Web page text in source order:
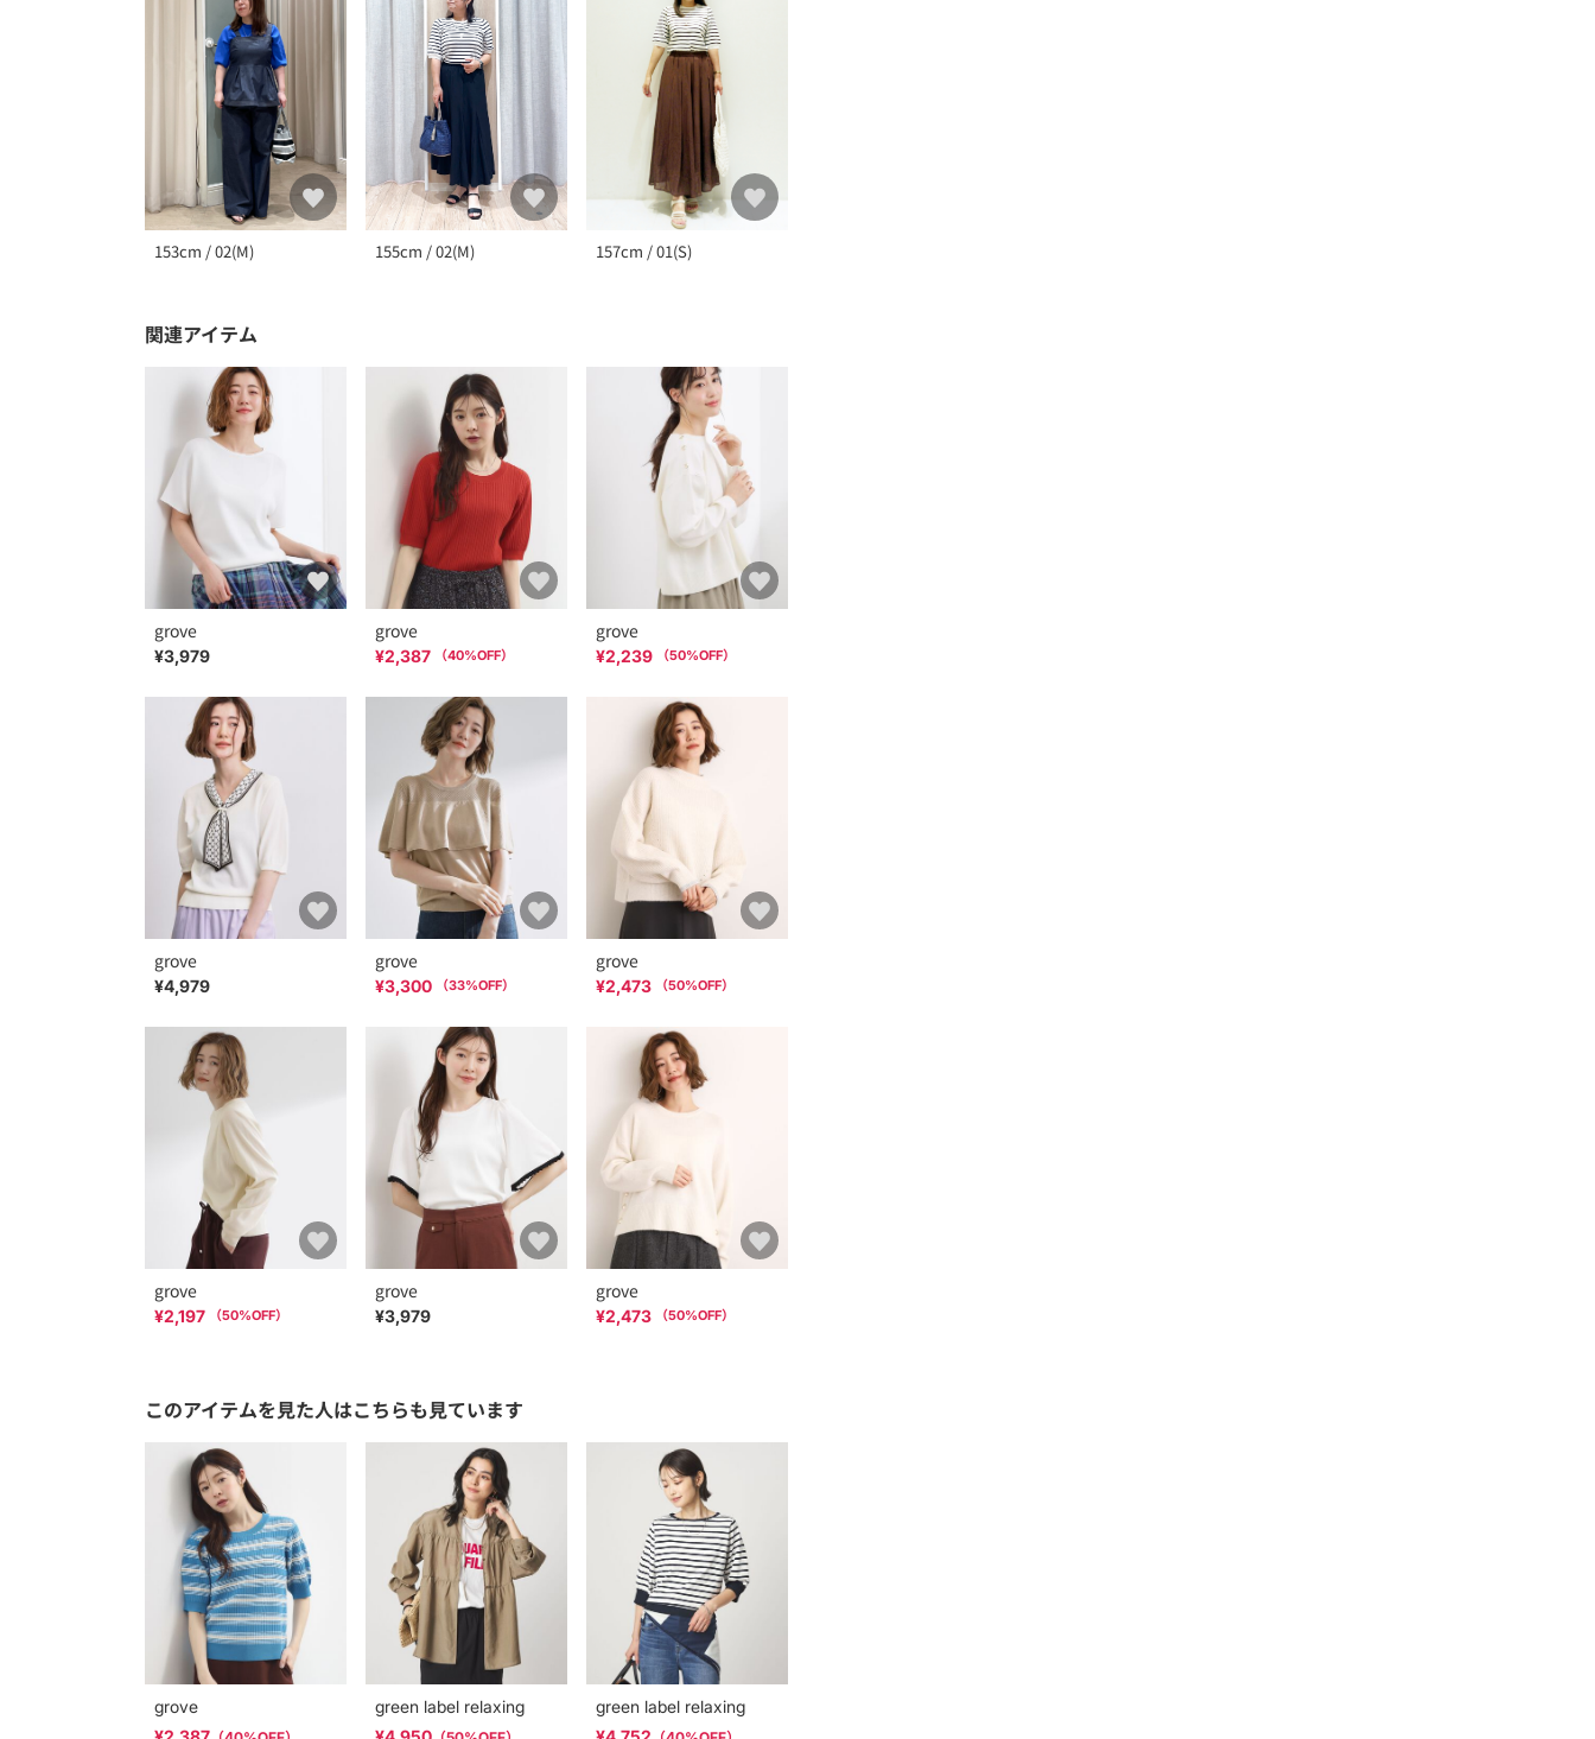
153cm / 02(M) 155cm / 02(M) 157cm / 01(S)
関連アイテム
grove
¥3,979
grove
¥2,387 （40%OFF）
grove
¥2,239 （50%OFF）
grove
¥4,979
grove
¥3,300 （33%OFF）
grove
¥2,473 （50%OFF）
grove
¥2,197 （50%OFF）
grove
¥3,979
grove
¥2,473 （50%OFF）